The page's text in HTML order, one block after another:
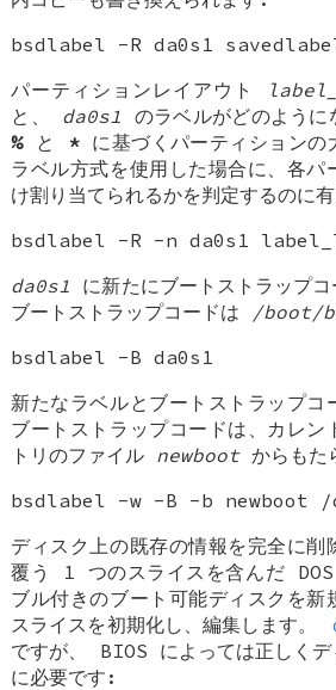
bsdlabel -R da0s1
パーティションレイアウト
と、 da0s1 のラベルがどのように
%と *に基づくパーティションの
ラベル方式を使用した場合に、各パ
け割り当てられるかを判定するのに
bsdlabel -R -n da0s1
da0s1 に新たにブートストラップコ
ブートストラップコードは
/boot/
bsdlabel -B da0s1
新たなラベルとブートストラップコ
ブートストラップコードは、カレン
トリのファイル newbootからもた
bsdlabel -w -B -b newboot /
ディスク上の既存の情報を完全に削
覆う 1 つのスライスを含んだ
ブル付きのブート可能ディスクを新
スライスを初期化し、編集します。
ですが、 BIOS によっては正しくデ
に必要です: